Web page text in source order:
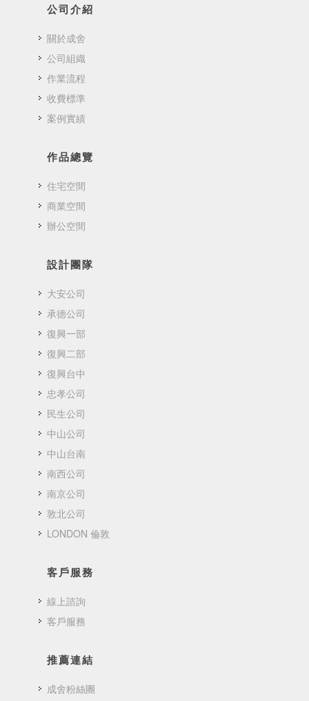
公司介紹
關於成舍
公司組織
作業流程
收費標準
案例實績
作品總覽
住宅空間
商業空間
辦公空間
設計團隊
大安公司
承德公司
復興一部
復興二部
復興台中
忠孝公司
民生公司
中山公司
中山台南
南西公司
南京公司
敦北公司
LONDON 倫敦
客戶服務
線上諮詢
客戶服務
推薦連結
成舍粉絲團